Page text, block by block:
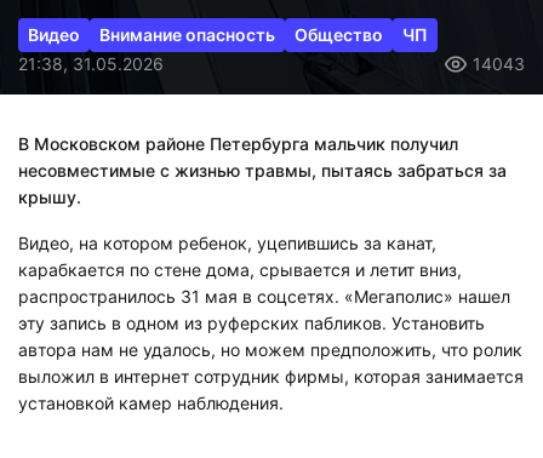
Видео Внимание опасность Общество
ЧП
21:38, 31.05.2026
14043
В Московском районе Петербурга мальчик получил
несовместимые с жизнью травмы, пытаясь забраться за
крышу.
Видео, на котором ребенок, уцепившись за канат,
карабкается по стене дома, срывается и летит вниз,
распространилось 31 мая в соцсетях. «Мегаполис» нашел
эту запись в одном из руферских пабликов. Установить
автора нам не удалось, но можем предположить, что ролик
выложил в интернет сотрудник фирмы, которая занимается
установкой камер наблюдения.